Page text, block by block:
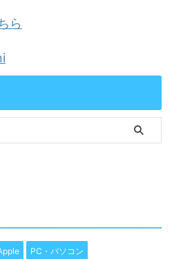
ら
PC・パソコン